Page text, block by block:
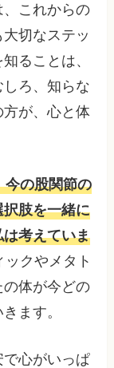
これからの
切なステッ
ることは、
ろ、知らな
が、心と体
今の股関節の
肢を一緒に
考えていま
クやメタト
の体が今どの
ます。
で心がいっぱ